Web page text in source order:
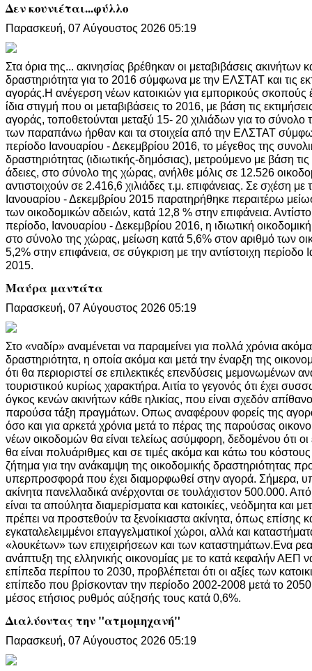
Δεν κουνιέται...φύλλο
Παρασκευή, 07 Αύγουστος 2026 05:19
Στα όρια της... ακινησίας βρέθηκαν οι μεταβιβάσεις ακινήτων
δραστηριότητα για το 2016 σύμφωνα με την ΕΛΣΤΑΤ και τις
αγοράς.Η ανέγερση νέων κατοικιών για εμπορικούς σκοπούς
ίδια στιγμή που οι μεταβιβάσεις το 2016, με βάση τις
αγοράς, τοποθετούνται μεταξύ 15- 20 χιλιάδων για το
των παραπάνω ήρθαν και τα στοιχεία από την ΕΛΣΤΑΤ
περίοδο Ιανουαρίου - Δεκεμβρίου 2016, το μέγεθος της
δραστηριότητας (ιδιωτικής-δημόσιας), μετρούμενο με βάση τις
άδειες, στο σύνολο της χώρας, ανήλθε μόλις σε 12.526
αντιστοιχούν σε 2.416,6 χιλιάδες τ.μ. επιφάνειας. Σε σχέση με
Ιανουαρίου - Δεκεμβρίου 2015 παρατηρήθηκε περαιτέρω
των οικοδομικών αδειών, κατά 12,8 % στην επιφάνεια.
περίοδο, Ιανουαρίου - Δεκεμβρίου 2016, η ιδιωτική
στο σύνολο της χώρας, μείωση κατά 5,6% στον αριθμό των
5,2% στην επιφάνεια, σε σύγκριση με την αντίστοιχη περίοδο
2015.
Μαύρα μαντάτα
Παρασκευή, 07 Αύγουστος 2026 05:19
Στο «ναδίρ» αναμένεται να παραμείνει για πολλά χρόνια
δραστηριότητα, η οποία ακόμα και μετά την έναρξη της
ότι θα περιοριστεί σε επιλεκτικές επενδύσεις μεμονωμένων
τουριστικού κυρίως χαρακτήρα. Αιτία το γεγονός ότι έχει
όγκος κενών ακινήτων κάθε ηλικίας, που είναι σχεδόν
παρούσα τάξη πραγμάτων. Οπως αναφέρουν φορείς της
όσο και για αρκετά χρόνια μετά το πέρας της παρούσας
νέων οικοδομών θα είναι τελείως ασύμφορη, δεδομένου ότι
θα είναι πολυάριθμες και σε τιμές ακόμα και κάτω του
ζήτημα για την ανάκαμψη της οικοδομικής δραστηριότητας
υπερπροσφορά που έχει διαμορφωθεί στην αγορά. Σήμερα,
ακίνητα πανελλαδικά ανέρχονται σε τουλάχιστον 500.000.
είναι τα απούλητα διαμερίσματα και κατοικίες, νεόδμητα και
πρέπει να προστεθούν τα ξενοίκιαστα ακίνητα, όπως επίσης
εγκαταλελειμμένοι επαγγελματικοί χώροι, αλλά και
«λουκέτων» των επιχειρήσεων και των καταστημάτων.Ενα
ανάπτυξη της ελληνικής οικονομίας με το κατά κεφαλήν ΑΕΠ
επίπεδα περίπου το 2030, προβλέπεται ότι οι αξίες των
επίπεδο που βρίσκονταν την περίοδο 2002-2008 μετά το
μέσος ετήσιος ρυθμός αύξησής τους κατά 0,6%.
Διαλύοντας την "ατμομηχανή"
Παρασκευή, 07 Αύγουστος 2026 05:19